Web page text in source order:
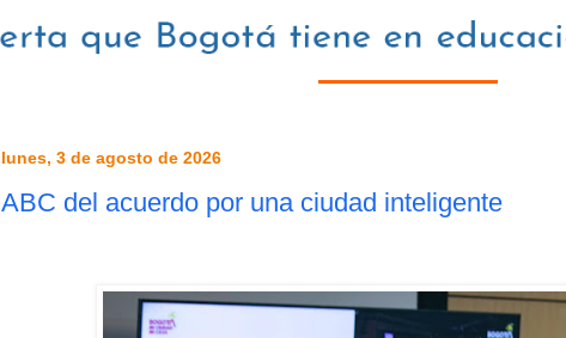
lunes, 3 de agosto de 2026
ABC del acuerdo por una ciudad inteligente